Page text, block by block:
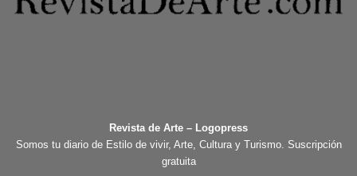
Revista de Arte – Logopress
Somos tu diario de Estilo de vivir, Arte, Cultura y Turismo. Suscripción
gratuita